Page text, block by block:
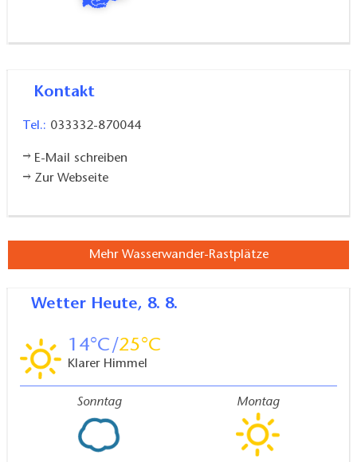
Kontakt
Tel.: 033332-870044
E-Mail schreiben
Zur Webseite
Mehr Wasserwander-Rastplätze
Wetter Heute, 8. 8.
14 25
Klarer Himmel
Sonntag Montag